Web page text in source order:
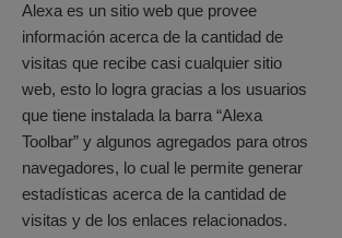
Alexa es un sitio web que provee
información acerca de la cantidad de
visitas que recibe casi cualquier sitio
web, esto lo logra gracias a los usuarios
que tiene instalada la barra “Alexa
Toolbar” y algunos agregados para otros
navegadores, lo cual le permite generar
estadísticas acerca de la cantidad de
visitas y de los enlaces relacionados.